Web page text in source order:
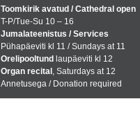
Toomkirik avatud / Cathedral open
T-P/Tue-Su 10 – 16
Jumalateenistus / Services
Pühapäeviti kl 11 / Sundays at 11
Orelipooltund laupäeviti kl 12
Organ recital , Saturdays at 12
Annetusega / Donation required